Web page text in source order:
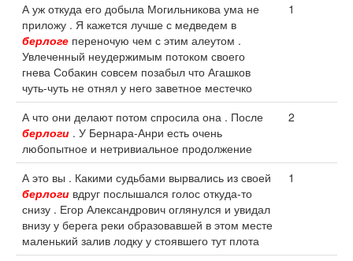
А уж откуда его добыла Могильникова ума не
приложу . Я кажется лучше с медведем в
берлоге переночую чем с этим алеутом .
Увлеченный неудержимым потоком своего
гнева Собакин совсем позабыл что Агашков
чуть-чуть не отнял у него заветное местечко
1
А что они делают потом спросила она . После
берлоги . У Бернара-Анри есть очень
любопытное и нетривиальное продолжение
2
А это вы . Какими судьбами вырвались из своей
берлоги вдруг послышался голос откуда-то
снизу . Егор Александрович оглянулся и увидал
внизу у берега реки образовавшей в этом месте
маленький залив лодку у стоявшего тут плота
1